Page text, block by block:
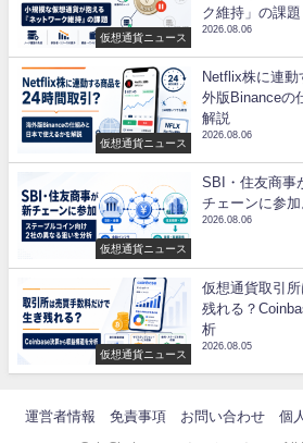
仮想通貨ニュース
ク維持」の課題
2026.08.06
仮想通貨ニュース
Netflix株に連
外版Binanceの
解説
2026.08.06
仮想通貨ニュース
SBI・住友商事
チェーンに参
2026.08.06
仮想通貨ニュース
仮想通貨取引
残れる？
析
2026.08.05
運営者情報 免責事項 お問い合わせ 個